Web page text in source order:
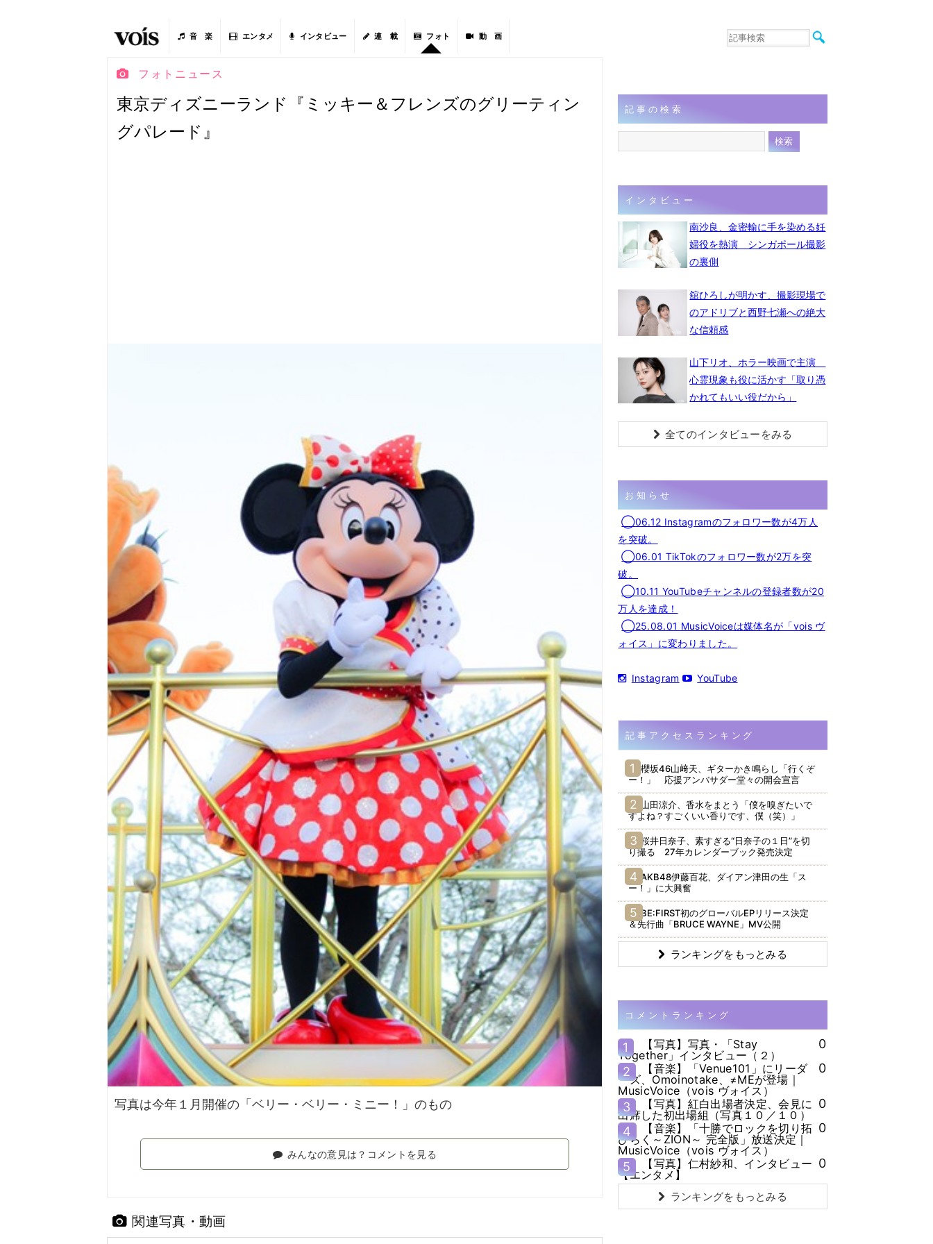
音 楽 エンタメ インタビュー 連 載 フォト 動 画
音楽
連載
フォト
フォトニュース
東京ディズニーランド『ミッキー＆フレンズのグリーティン
グパレード』
写真は今年１月開催の「ベリー・ベリー・ミニー！」のもの
みんなの意見は？コメントを見る
関連写真・動画
記事の検索
インタビュー
南沙良、金密輸に手を染める妊
婦役を熱演 シンガポール撮影
の裏側
舘ひろしが明かす、撮影現場で
のアドリブと西野七瀬への絶大
な信頼感
山下リオ、ホラー映画で主演
心霊現象も役に活かす「取り憑
かれてもいい役だから」
全てのインタビューをみる
お知らせ
◯06.12 Instagramのフォロワー数が4万人
を突破。
◯06.01 TikTokのフォロワー数が2万を突
破。
◯10.11 YouTubeチャンネルの登録者数が20
万人を達成！
◯25.08.01 MusicVoiceは媒体名が「vois ヴ
ォイス」に変わりました。
Instagram YouTube
記事アクセスランキング
櫻坂46山﨑天、ギターかき鳴らし「行くぞ
ー！」 応援アンバサダー堂々の開会宣言
山田涼介、香水をまとう「僕を嗅ぎたいで
すよね？すごくいい香りです、僕（笑）」
桜井日奈子、素すぎる“日奈子の１日”を切
り撮る 27年カレンダーブック発売決定
AKB48伊藤百花、ダイアン津田の生「ス
ー！」に大興奮
BE:FIRST初のグローバルEPリリース決定
＆先行曲「BRUCE WAYNE」MV公開
ランキングをもっとみる
コメントランキング
1
【写真】写真・「Stay
Together」インタビュー（２）
0
2
【音楽】「Venue101」にリーダ
ーズ、Omoinotake、≠MEが登場｜
MusicVoice（vois ヴォイス）
0
3
【写真】紅白出場者決定、会見に
出席した初出場組（写真１０／１０）
0
4
【音楽】「十勝でロックを切り拓
ひらく～ZION～ 完全版」放送決定｜
MusicVoice（vois ヴォイス）
0
5
【写真】仁村紗和、インタビュー
【エンタメ】
0
ランキングをもっとみる